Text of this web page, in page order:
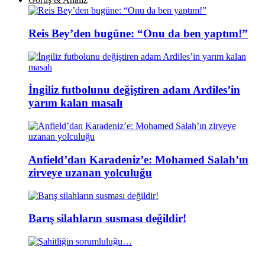
Reis Bey’den bugüne: “Onu da ben yaptım!”
İngiliz futbolunu değiştiren adam Ardiles’in
yarım kalan masalı
Anfield’dan Karadeniz’e: Mohamed Salah’ın
zirveye uzanan yolculuğu
Barış silahların susması değildir!